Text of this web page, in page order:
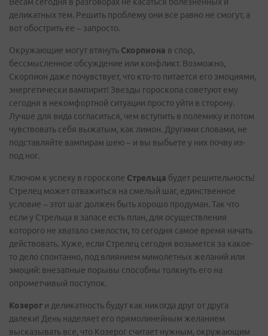
деликатных тем. Решить проблему они все равно не смогут, а
вот обострить ее – запросто.
Окружающие могут втянуть Скорпиона в спор,
бессмысленное обсуждение или конфликт. Возможно,
Скорпион даже почувствует, что кто-то питается его эмоциями,
энергетически вампирит! Звезды гороскопа советуют ему
сегодня в некомфортной ситуации просто уйти в сторону.
Лучше для вида согласиться, чем вступить в полемику и потом
чувствовать себя выжатым, как лимон. Другими словами, не
подставляйте вампирам шею – и вы выбьете у них почву из-
под ног.
Ключом к успеху в гороскопе Стрельца будет решительность!
Стрелец может отважиться на смелый шаг, единственное
условие – этот шаг должен быть хорошо продуман. Так что
если у Стрельца в запасе есть план, для осуществления
которого не хватало смелости, то сегодня самое время начать
действовать. Хуже, если Стрелец сегодня возьмется за какое-
то дело спонтанно, под влиянием мимолетных желаний или
эмоций: внезапные порывы способны толкнуть его на
опрометчивый поступок.
Козерог и деликатность будут как никогда друг от друга
далеки! День наделяет его прямолинейным желанием
высказывать все, что Козерог считает нужным, окружающим